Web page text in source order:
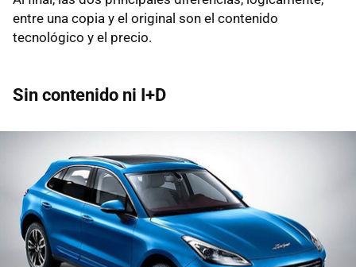
entre una copia y el original son el contenido
tecnológico y el precio.
Sin contenido ni I+D